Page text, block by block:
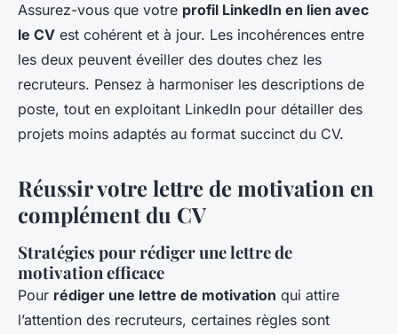
Assurez-vous que votre profil LinkedIn en lien avec
le CV est cohérent et à jour. Les incohérences entre
les deux peuvent éveiller des doutes chez les
recruteurs. Pensez à harmoniser les descriptions de
poste, tout en exploitant LinkedIn pour détailler des
projets moins adaptés au format succinct du CV.
Réussir votre lettre de motivation en
complément du CV
Stratégies pour rédiger une lettre de
motivation efficace
Pour rédiger une lettre de motivation qui attire
l’attention des recruteurs, certaines règles sont